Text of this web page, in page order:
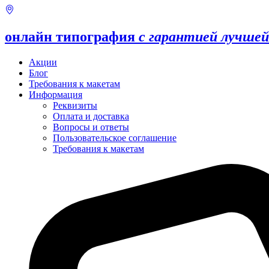
онлайн типография с гарантией
Акции
Блог
Требования к макетам
Информация
Реквизиты
Оплата и доставка
Вопросы и ответы
Пользовательское соглашение
Требования к макетам